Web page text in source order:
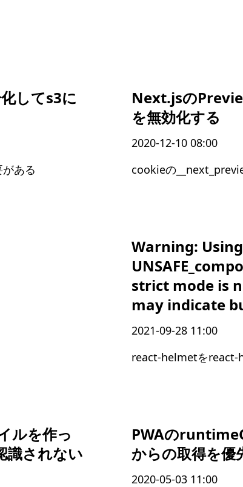
してs3に
ある
Next.jsの
を無効化する
2020-12-10 08:00
cookieの
Warning: Using
strict mode is
may indicate
2021-09-28 11:00
react-helmetをreact-
ルを作っ
されない
PWAの
からの取得を優
2020-05-03 11:00